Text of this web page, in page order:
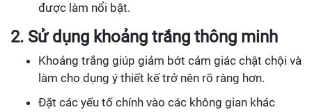
được làm nổi bật.
2. Sử dụng khoảng trắng thông minh
Khoảng trắng giúp giảm bớt cảm giác chật chội và
làm cho dụng ý thiết kế trở nên rõ ràng hơn.
Đặt các yếu tố chính vào các không gian khác